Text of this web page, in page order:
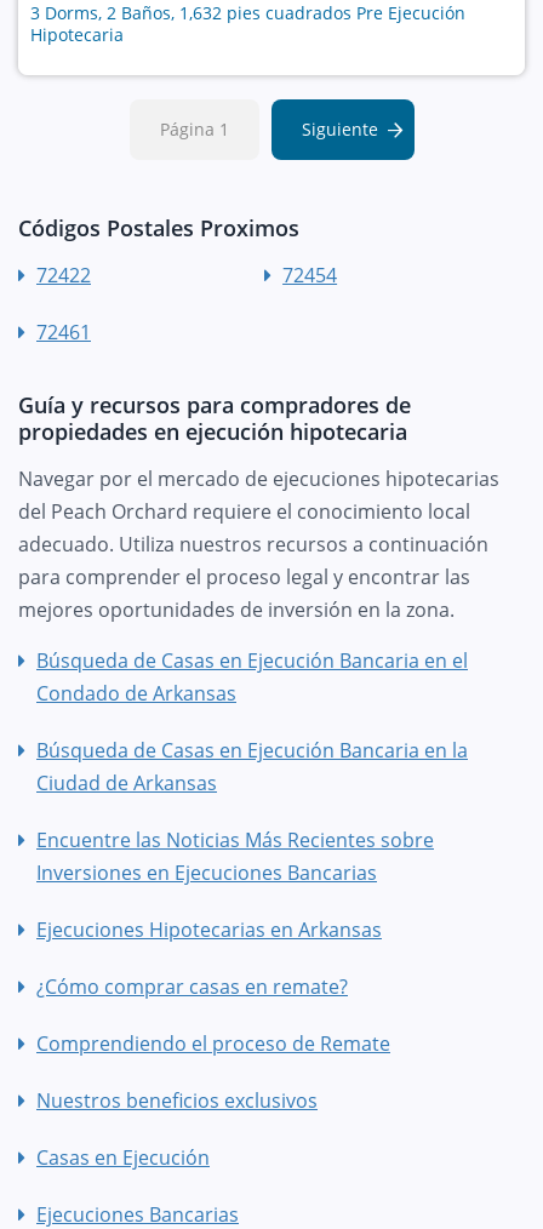
3 Dorms, 2 Baños, 1,632 pies cuadrados Pre Ejecución
Hipotecaria
Página 1 Siguiente
Códigos Postales Proximos
72422 72454
72461
Guía y recursos para compradores de
propiedades en ejecución hipotecaria
Navegar por el mercado de ejecuciones hipotecarias
del Peach Orchard requiere el conocimiento local
adecuado. Utiliza nuestros recursos a continuación
para comprender el proceso legal y encontrar las
mejores oportunidades de inversión en la zona.
Búsqueda de Casas en Ejecución Bancaria en el
Condado de Arkansas
Búsqueda de Casas en Ejecución Bancaria en la
Ciudad de Arkansas
Encuentre las Noticias Más Recientes sobre
Inversiones en Ejecuciones Bancarias
Ejecuciones Hipotecarias en Arkansas
¿Cómo comprar casas en remate?
Comprendiendo el proceso de Remate
Nuestros beneficios exclusivos
Casas en Ejecución
Ejecuciones Bancarias